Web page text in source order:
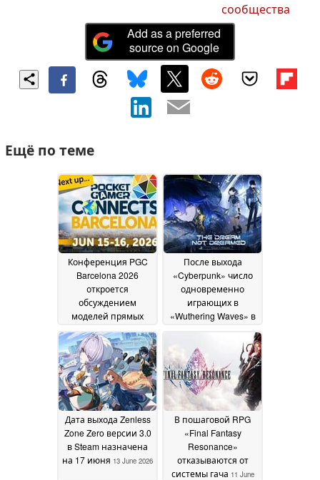
сообщества
Add as a preferred
source on Google
Ещё по теме
Конференция PGC
Barcelona 2026
откроется
обсуждением
моделей прямых
потребителю (D2C)
15 June 2026
После выхода
«Cyberpunk» число
одновременно
играющих в
«Wuthering Waves» в
13 June 2026
Дата выхода Zenless
Zone Zero версии 3.0
в Steam назначена
на 17 июня 13 June 2026
В пошаговой RPG
«Final Fantasy
Resonance»
отказываются от
системы гача 11 June